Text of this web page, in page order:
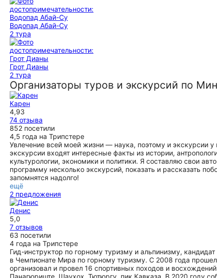
Водопад Абай-Су
2 тура
Грот Дианы
2 тура
Организаторы туров и экскурсий по
Карен
4,93
74 отзыва
852 посетили
4,5 года на Трипстере
Увлечение всей моей жизни — наука, поэтому и экскурсии
экскурсии входят интересные факты из истории,
культурологии, экономики и политики. Я составляю свои
программу несколько экскурсий, показать и рассказать
запомнятся надолго!
ещё
2 предложения
Денис
5,0
7 отзывов
63 посетили
4 года на Трипстере
Гид-инструктор по горному туризму и альпинизму,
в Чемпионате Мира по горному туризму. С 2008 года
организовал и провел 16 спортивных походов и
Панагюриште, Шаухох, Тютюргу, пик Кавказа. В 2020 году